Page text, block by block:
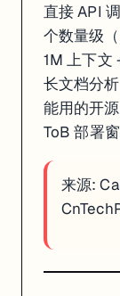
直接 API
个数量级
1M 上下文
长文档分
能用的开
ToB 部署窗
来源: